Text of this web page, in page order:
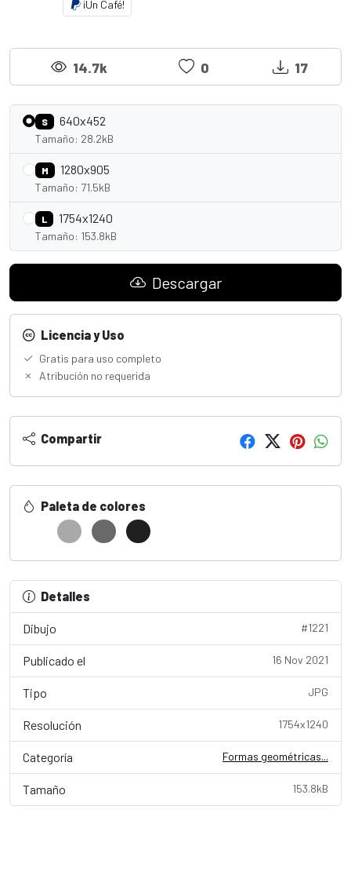
¡Un Café!
14.7k 0 17
S 640x452
Tamaño: 28.2kB
M 1280x905
Tamaño: 71.5kB
L 1754x1240
Tamaño: 153.8kB
Descargar
Licencia y Uso
Gratis para uso completo
Atribución no requerida
Compartir
Paleta de colores
Detalles
Dibujo #1221
Publicado el 16 Nov 2021
Tipo JPG
Resolución 1754x1240
Categoría Formas geométricas...
Tamaño 153.8kB